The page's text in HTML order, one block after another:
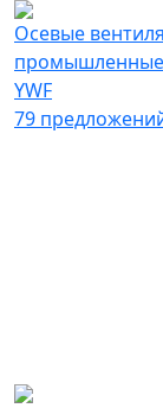
Осевые
YWF
79